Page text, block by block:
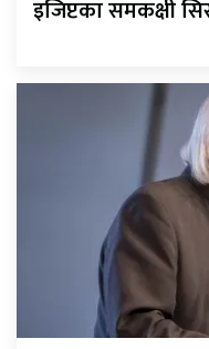
इजिप्टका समकक्षी